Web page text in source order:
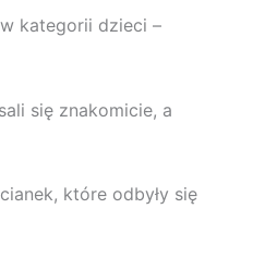
kategorii dzieci –
się znakomicie, a
które odbyły się